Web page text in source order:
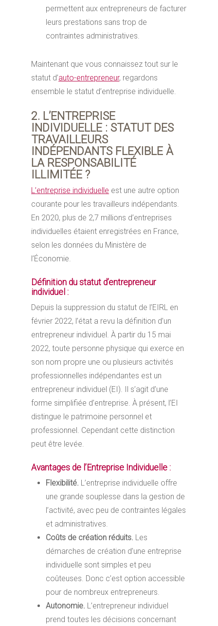
permettent aux entrepreneurs de facturer
leurs prestations sans trop de
contraintes administratives.
Maintenant que vous connaissez tout sur le
statut d’auto-entrepreneur, regardons
ensemble le statut d’entreprise individuelle.
2. L’ENTREPRISE
INDIVIDUELLE : STATUT DES
TRAVAILLEURS
INDÉPENDANTS FLEXIBLE À
LA RESPONSABILITÉ
ILLIMITÉE ?
L’entreprise individuelle est une autre option
courante pour les travailleurs indépendants.
En 2020, plus de 2,7 millions d’entreprises
individuelles étaient enregistrées en France,
selon les données du Ministère de
l’Économie.
Définition du statut d’entrepreneur
individuel :
Depuis la suppression du statut de l’EIRL en
février 2022, l’état a revu la définition d’un
entrepreneur individuel. À partir du 15 mai
2022, toute personne physique qui exerce en
son nom propre une ou plusieurs activités
professionnelles indépendantes est un
entrepreneur individuel (EI). Il s’agit d’une
forme simplifiée d’entreprise. À présent, l’EI
distingue le patrimoine personnel et
professionnel. Cependant cette distinction
peut être levée.
Avantages de l’Entreprise Individuelle :
Flexibilité. L’entreprise individuelle offre
une grande souplesse dans la gestion de
l’activité, avec peu de contraintes légales
et administratives.
Coûts de création réduits. Les
démarches de création d’une entreprise
individuelle sont simples et peu
coûteuses. Donc c’est option accessible
pour de nombreux entrepreneurs.
Autonomie. L’entrepreneur individuel
prend toutes les décisions concernant